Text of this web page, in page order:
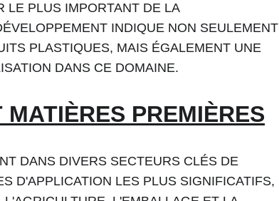
LE PLUS IMPORTANT DE LA
INDIQUE NON SEULEMENT
PLASTIQUES, MAIS ÉGALEMENT UNE
DANS CE DOMAINE.
PREMIÈRES
DANS DIVERS SECTEURS CLÉS DE
D'APPLICATION LES PLUS SIGNIFICATIFS,